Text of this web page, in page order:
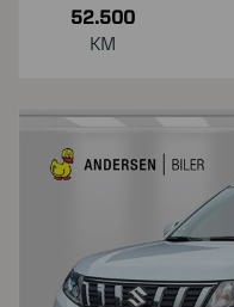
52.500
KM